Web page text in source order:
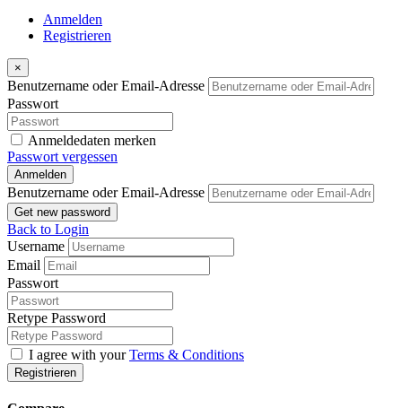
Anmelden
Registrieren
×
Benutzername oder Email-Adresse
Passwort
Anmeldedaten merken
Passwort vergessen
Anmelden
Benutzername oder Email-Adresse
Get new password
Back to Login
Username
Email
Passwort
Retype Password
I agree with yourTerms & Conditions
Registrieren